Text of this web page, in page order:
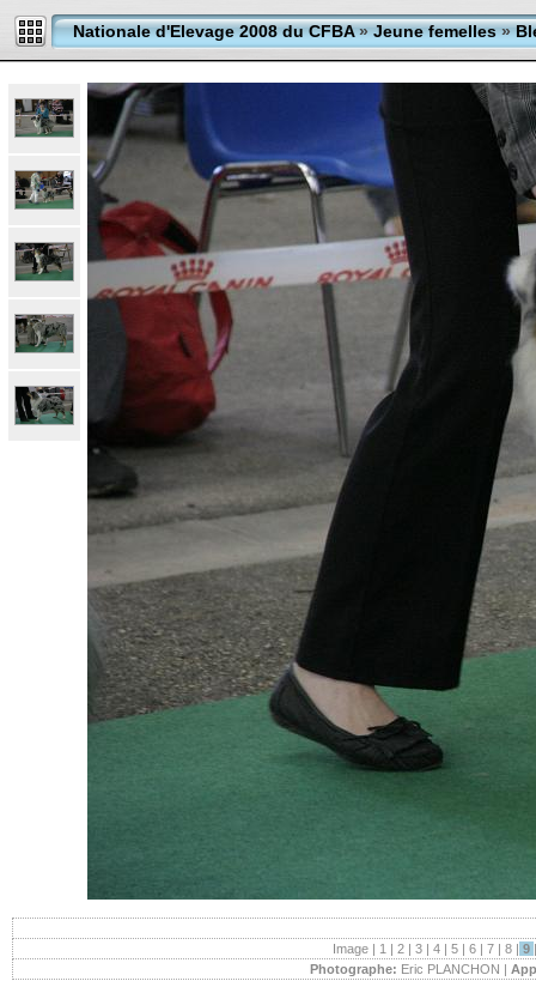
Nationale d'Elevage 2008 du CFBA»Jeune femelles»
Image | 1 | 2 | 3 | 4 | 5 | 6 | 7 | 8 | 9 |
Photographe: Eric PLANCHON |